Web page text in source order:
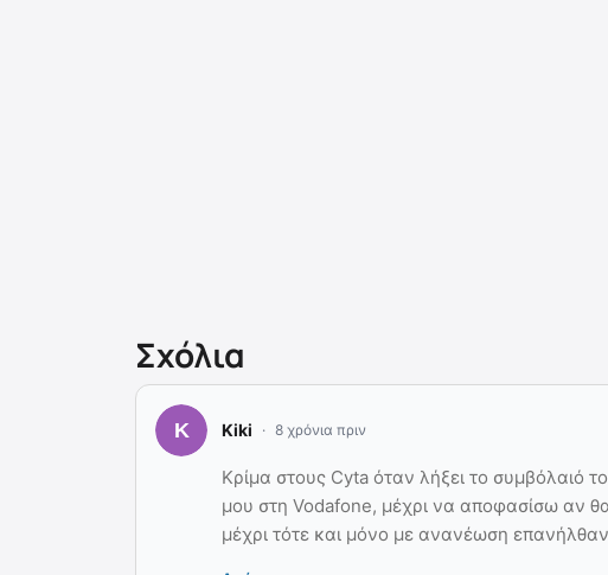
Σχόλια
Kiki 8 χρόνια πριν
Κρίμα στους Cyta όταν λήξει το συμβόλαιό
μου στη Vodafone, μέχρι να αποφασίσω αν
μέχρι τότε και μόνο με ανανέωση